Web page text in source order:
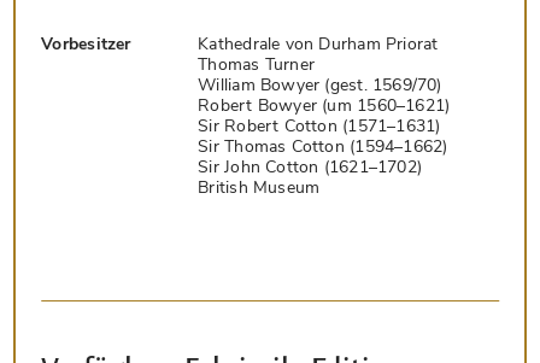
Vorbesitzer
Kathedrale von Durham Priorat
Thomas Turner
William Bowyer (gest. 1569/70)
Robert Bowyer (um 1560–1621)
Sir Robert Cotton (1571–1631)
Sir Thomas Cotton (1594–1662)
Sir John Cotton (1621–1702)
British Museum